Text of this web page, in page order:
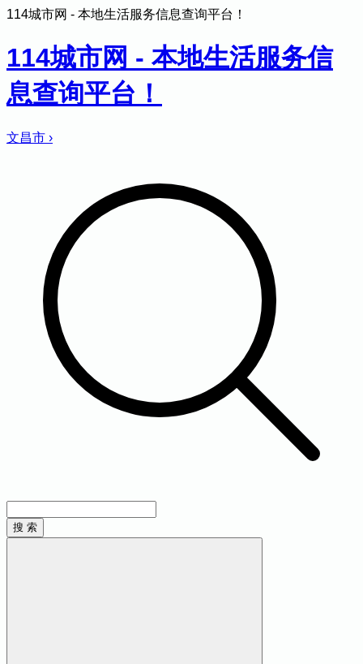
114城市网 - 本地生活服务信息查询平台！
114城市网 - 本地生活服务信
息查询平台！
文昌市 ›